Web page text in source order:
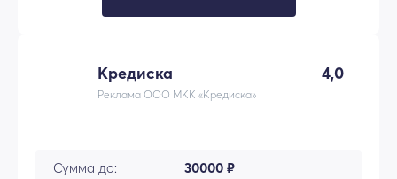
Кредиска 4,0
Реклама ООО МКК «Кредиска»
Сумма до: 30000 ₽